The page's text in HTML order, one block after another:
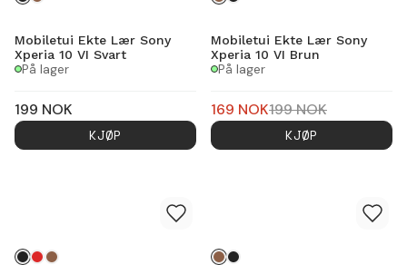
Mobiletui Ekte Lær Sony
Xperia 10 VI Svart
På lager
199 NOK
KJØP
Mobiletui Ekte Lær Sony
Xperia 10 VI Brun
På lager
169 NOK199NOK
KJØP